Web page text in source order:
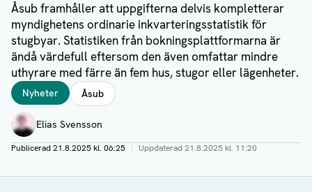
Åsub framhåller att uppgifterna delvis kompletterar
myndighetens ordinarie inkvarteringsstatistik för
stugbyar. Statistiken från bokningsplattformarna är
ändå värdefull eftersom den även omfattar mindre
uthyrare med färre än fem hus, stugor eller lägenheter.
Taggar
Nyheter Åsub
Författare
Elias Svensson
Publicerad21.8.2025 kl. 06:25 | Uppdaterad21.8.2025 kl. 11:20